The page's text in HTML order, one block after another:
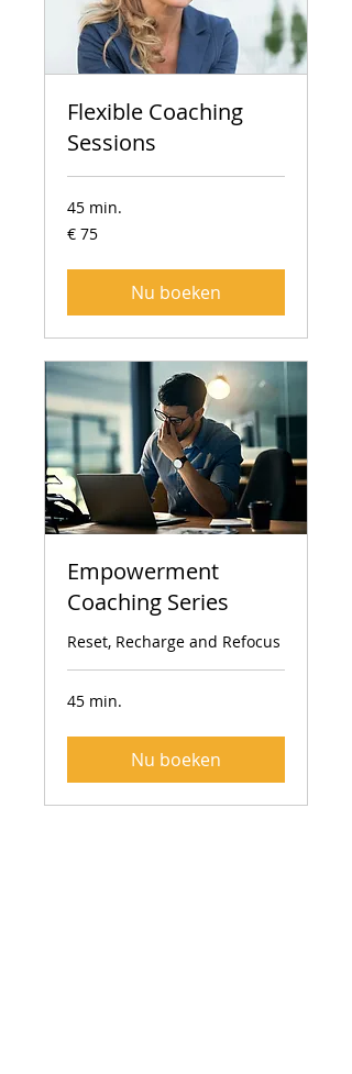
Flexible Coaching
Sessions
45 min.
75
euro
€ 75
Nu boeken
Empowerment
Coaching Series
Reset, Recharge and Refocus
45 min.
Nu boeken